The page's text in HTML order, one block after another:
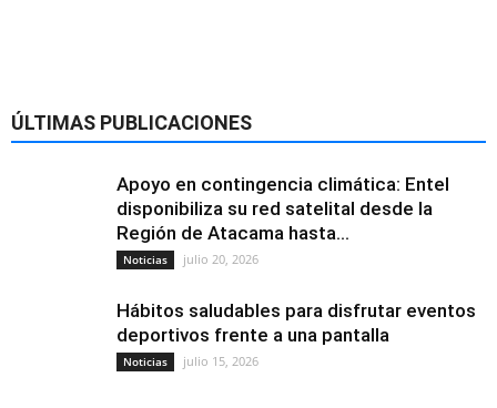
ÚLTIMAS PUBLICACIONES
Apoyo en contingencia climática: Entel
disponibiliza su red satelital desde la
Región de Atacama hasta...
Noticias julio 20, 2026
Hábitos saludables para disfrutar eventos
deportivos frente a una pantalla
Noticias julio 15, 2026